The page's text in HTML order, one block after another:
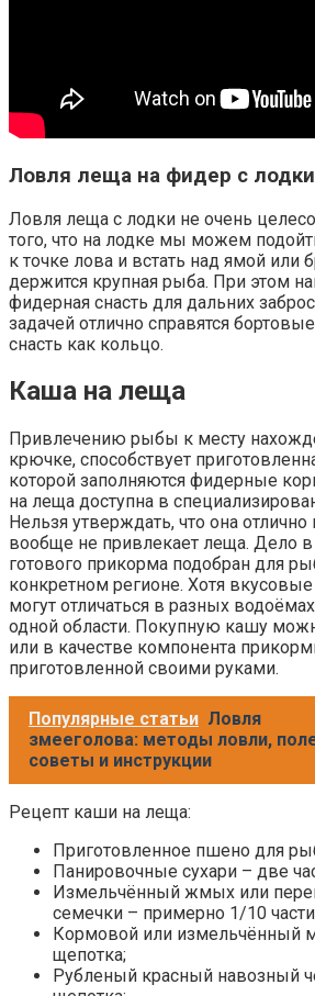
Ловля леща на фидер с лодки
Ловля леща с лодки не очень
того, что на лодке мы можем
к точке лова и встать над ямой или
держится крупная рыба. При этом
фидерная снасть для дальних
задачей отлично справятся
снасть как кольцо.
Каша на леща
Привлечению рыбы к месту
крючке, способствует
которой заполняются фидерные
на леща доступна в
Нельзя утверждать, что она отлично
вообще не привлекает леща. Дело в
готового прикорма подобран для
конкретном регионе. Хотя
могут отличаться в разных
одной области. Покупную кашу
или в качестве компонента
приготовленной своими руками.
Популярные статьи Ловля
змееголова: методы ловли,
советы и инструкции
Рецепт каши на леща:
Приготовленное пшено для
Панировочные сухари – две
Измельчённый жмых или
семечки – примерно 1/10
Кормовой или измельчённый
щепотка;
Рубленый красный навозный